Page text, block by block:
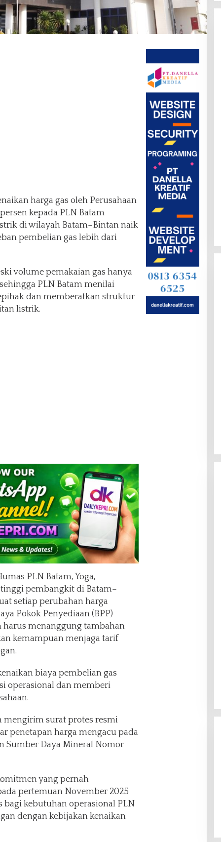
harga gas oleh Perusahaan
kepada PLN Batam
di wilayah Batam–Bintan naik
pembelian gas lebih dari
volume pemakaian gas hanya
PLN Batam menilai
dan memberatkan struktur
listrik.
PLN Batam, Yoga,
pembangkit di Batam–
setiap perubahan harga
Pokok Penyediaan (BPP)
menanggung tambahan
kemampuan menjaga tarif
biaya pembelian gas
operasional dan memberi
mengirim surat protes resmi
penetapan harga mengacu pada
Sumber Daya Mineral Nomor
yang pernah
pertemuan November 2025
kebutuhan operasional PLN
dengan kebijakan kenaikan